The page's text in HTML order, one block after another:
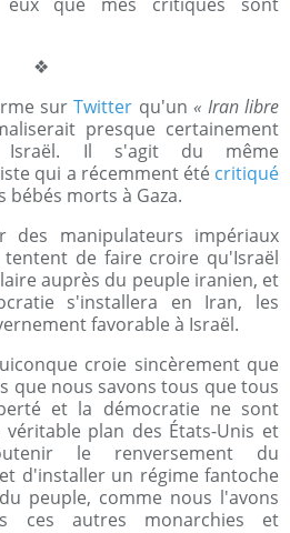
❖
surTwitter qu'un « Iran libre
presque certainement
Israël. Il s'agit du même
qui a récemment été critiqué
bébés morts à Gaza.
des manipulateurs impériaux
de faire croire qu'Israël
auprès du peuple iranien, et
s'installera en Iran, les
favorable à Israël.
croie sincèrement que
que nous savons tous que tous
et la démocratie ne sont
plan des États-Unis et
le renversement du
d'installer un régime fantoche
peuple, comme nous l'avons
ces autres monarchies et